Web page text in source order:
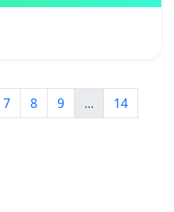
7 8 9 ...
14